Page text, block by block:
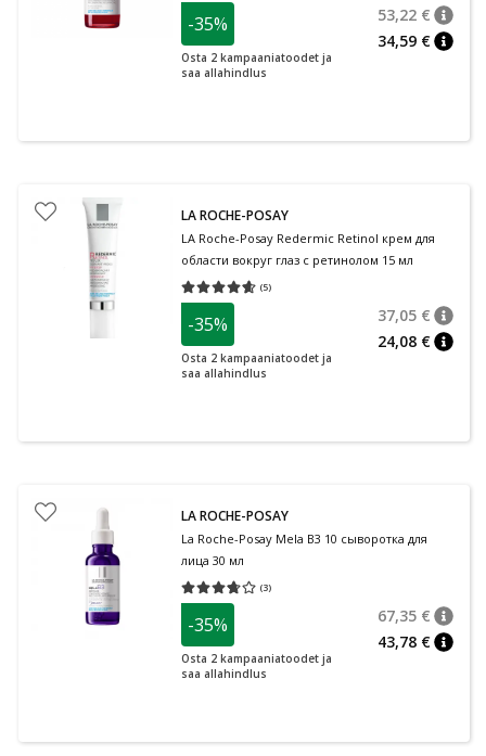
-35%
Osta 2 kampaaniatoodet ja
saa allahindlus
53,22 €
34,59 €
LA ROCHE-POSAY
LA Roche-Posay Redermic Retinol крем для
области вокруг глаз с ретинолом 15 мл
(5)
Средняя оценка 4.60
-35%
Osta 2 kampaaniatoodet ja
saa allahindlus
37,05 €
24,08 €
LA ROCHE-POSAY
La Roche-Posay Mela B3 10 сыворотка для
лица 30 мл
(3)
Средняя оценка 3.67
-35%
Osta 2 kampaaniatoodet ja
saa allahindlus
67,35 €
43,78 €